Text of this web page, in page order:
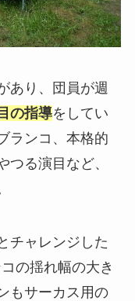
あり、団員が週
の指導をしてい
ランコ、本格的
つる演目など、
チャレンジした
の揺れ幅の大き
もサーカス用の